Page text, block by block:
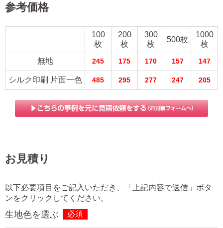
参考価格
100
枚
200
枚
300
枚
500枚
1000
枚
無地
245 175 170 157 147
シルク印刷 片面一色 485 295 277 247 205
お見積り
以下必要項目をご記入いただき、「上記内容で送信」ボタ
ンをクリックしてください。
生地色を選ぶ 必須